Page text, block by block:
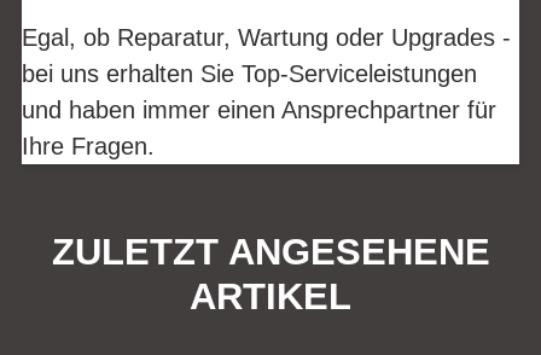
Egal, ob Reparatur, Wartung oder Upgrades -
bei uns erhalten Sie Top-Serviceleistungen
und haben immer einen Ansprechpartner für
Ihre Fragen.
ZULETZT ANGESEHENE
ARTIKEL